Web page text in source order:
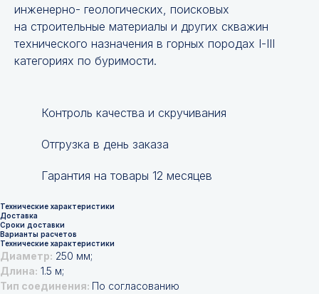
инженерно- геологических, поисковых
на строительные материалы и других скважин
технического назначения в горных породах I-III
категориях по буримости.
Контроль качества и скручивания
Отгрузка в день заказа
Гарантия на товары 12 месяцев
Технические характеристики
Доставка
Сроки доставки
Варианты расчетов
Технические характеристики
Диаметр: 250 мм;
Длина: 1.5 м;
Тип соединения: По согласованию